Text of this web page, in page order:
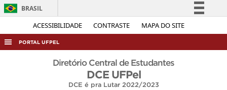
ACESSIBILIDADE CONTRASTE MAPA DO SITE
BRASIL
Simplifique!
Acesso à informação
Legislação
PORTAL UFPEL
ACESSO À INFORMAÇÃODiretório Central de Estudantes
DCE UFPel
DCE é pra Lutar 2022/2023